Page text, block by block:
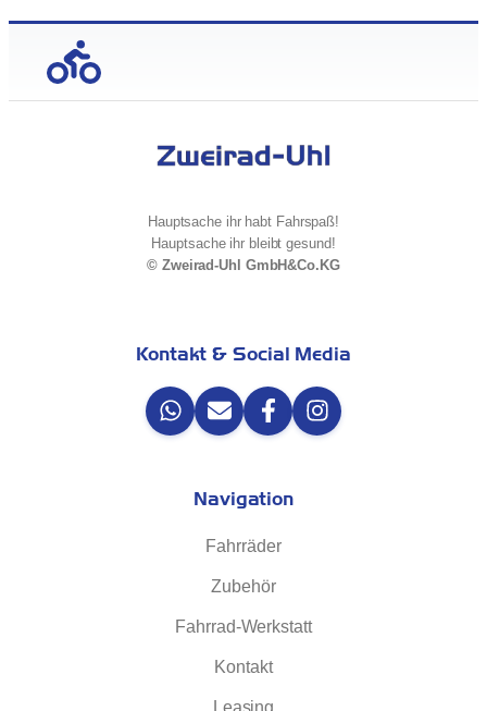
Hauptsache ihr habt Fahrspaß!
Hauptsache ihr bleibt gesund!
© Zweirad-Uhl GmbH&Co.KG
Kontakt & Social Media
Navigation
Fahrräder
Zubehör
Fahrrad-Werkstatt
Kontakt
Leasing